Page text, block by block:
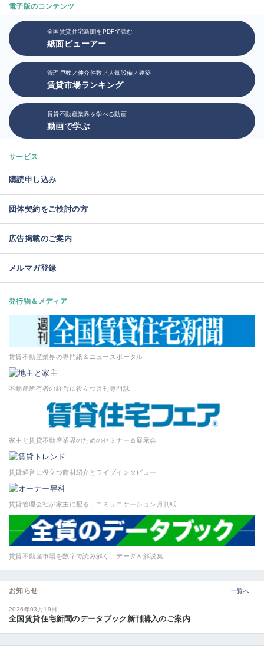
電子版のコンテンツ
全国賃貸住宅新聞をPDFで読む
紙面ビューアー
管理戸数／仲介件数／人気設備／建築
賃貸市場ランキング
賃貸不動産業界を学べる動画
動画で学ぶ
サービス
購読申し込み
団体契約をご検討の方
広告掲載のご案内
メルマガ登録
発行物＆メディア
賃貸不動産業界の専門紙＆ニュースポータル
不動産所有者の経営に役立つ月刊専門誌
家主と賃貸不動産業界のためのセミナー＆展示会
賃貸経営に役立つ商材紹介とライブインタビュー
賃貸管理会社が家主に配る、コミュニケーション月刊紙
賃貸不動産市場を数字で読み解く、データ＆解説集
お知らせ 一覧へ
2026年03月19日
全国賃貸住宅新聞のデータブック新刊購入のご案内